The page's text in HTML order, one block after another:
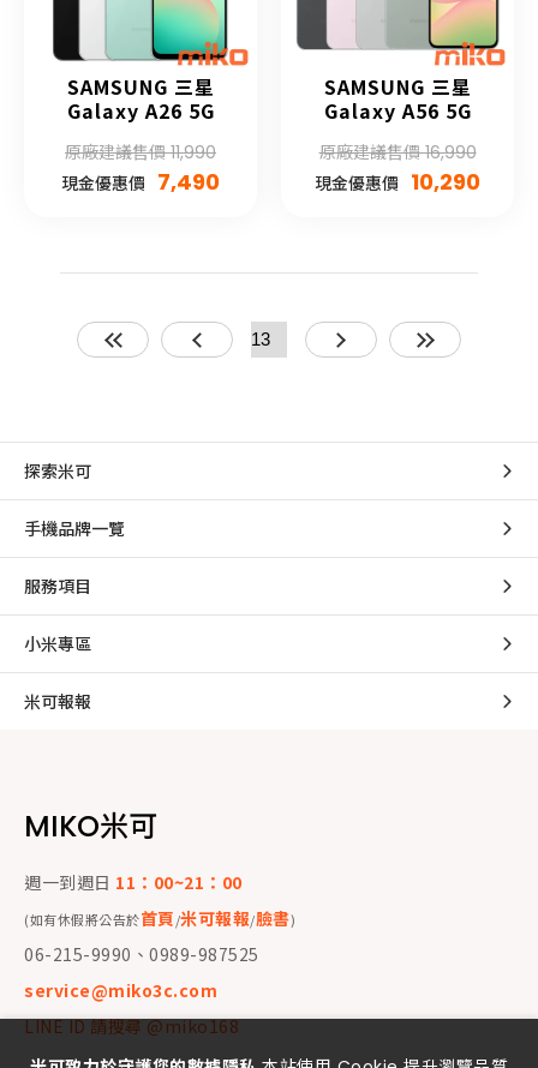
SAMSUNG 三星
Galaxy A26 5G
原廠建議售價 11,990
現金優惠價 7,490
SAMSUNG 三星
Galaxy A56 5G
原廠建議售價 16,990
現金優惠價 10,290
探索米可
手機品牌一覽
服務項目
小米專區
米可報報
MIKO米可
週一到週日 11：00~21：00
(如有休假將公告於首頁/米可報報/臉書)
06-215-9990、0989-987525
service@miko3c.com
LINE ID 請搜尋 @miko168